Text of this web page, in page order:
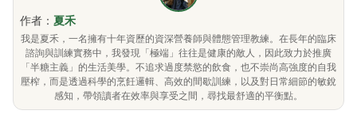
作者： 夏禾
我是夏禾，一名擁有十年資歷的資深營養師與體態管理教練。在長年的臨床
諮詢與訓練實務中，我發現「極端」往往是健康的敵人，因此致力於推廣
「半糖主義」的生活美學。不追求過度禁慾的飲食，也不崇尚高強度的自我
壓榨，而是透過科學的烹飪邏輯、高效的間歇訓練，以及對日常細節的敏銳
感知，帶領讀者在效率與享受之間，尋找最舒適的平衡點。